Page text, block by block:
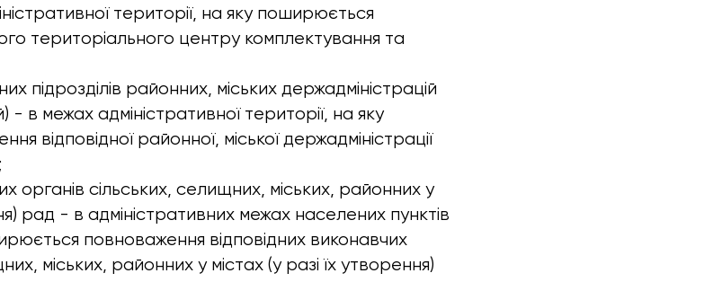
території, на яку поширюється
територіального центру комплектування та
підрозділів районних, міських держадміністрацій
- в межах адміністративної території, на яку
відповідної районної, міської держадміністрації
органів сільських, селищних, міських, районних у
рад - в адміністративних межах населених пунктів
повноваження відповідних виконавчих
міських, районних у містах (у разі їх утворення)